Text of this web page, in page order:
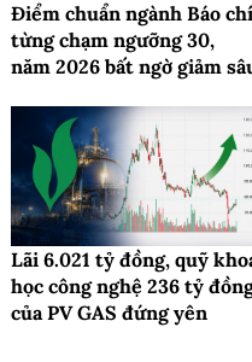
Điểm chuẩn ngành Báo chí
từng chạm ngưỡng 30,
năm 2026 bất ngờ giảm
Lãi 6.021 tỷ đồng, quỹ
học công nghệ 236 tỷ
của PV GAS đứng yên